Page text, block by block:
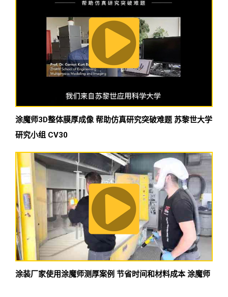
涂魔师3D整体膜厚成像 帮助仿真研究突破难题 苏黎世大学
研究小组 CV30
涂装厂家使用涂魔师测厚案例 节省时间和材料成本 涂魔师